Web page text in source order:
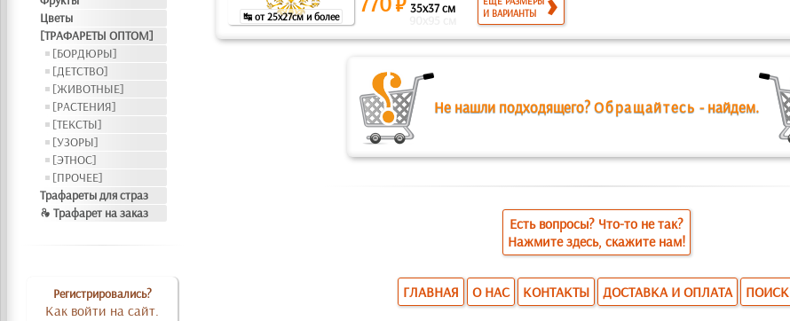
Цветы
[ТРАФАРЕТЫ ОПТОМ]
[БОРДЮРЫ]
[ДЕТСТВО]
[ЖИВОТНЫЕ]
[РАСТЕНИЯ]
[ТЕКСТЫ]
[УЗОРЫ]
[ЭТНОС]
[ПРОЧЕЕ]
Трафареты для страз
❧ Трафарет на заказ
Регистрировались?
Как войти на сайт.
↹ от 25x27см и более
35x37 см
И ВАРИАНТЫ
Не нашли подходящего?Обращайтесь - найдем.
Есть вопросы? Что-то не так?
Нажмите здесь, скажите нам!
ГЛАВНАЯ О НАС КОНТАКТЫ ДОСТАВКА И ОПЛАТА ПОИСК